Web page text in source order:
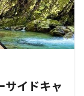
サイドキャ